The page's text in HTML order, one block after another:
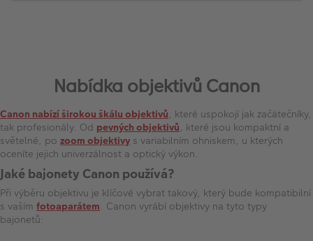
Nabídka objektivů Canon
Canon nabízí širokou škálu objektivů, které uspokojí jak začátečníky,
tak profesionály. Od pevných objektivů, které jsou kompaktní a
světelné, po zoom objektivy s variabilním ohniskem, u kterých
oceníte jejich univerzálnost a optický výkon.
Jaké bajonety Canon používá?
Při výběru objektivu je klíčové vybrat takový, který bude kompatibilní
s vaším fotoaparátem. Canon vyrábí objektivy na tyto typy
bajonetů: